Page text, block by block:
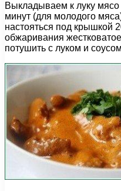
Выкладываем к луку
минут (для молодого
настояться под крышкой
обжаривания
потушить с луком и